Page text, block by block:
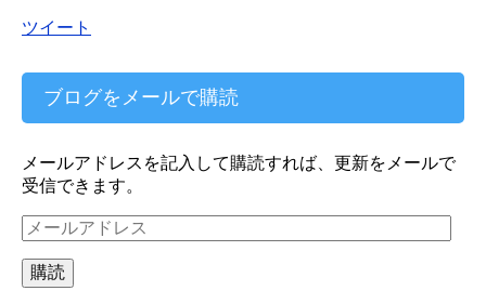
ツイート
ブログをメールで購読
メールアドレスを記入して購読すれば、更新をメールで
受信できます。
メ
ー
ル
ア
購読